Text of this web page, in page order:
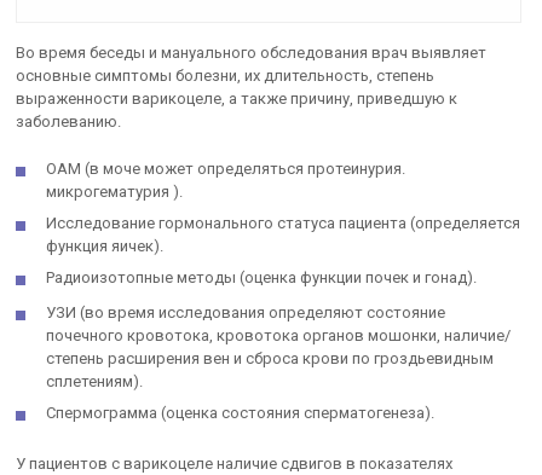
Во время беседы и мануального обследования врач выявляет
основные симптомы болезни, их длительность, степень
выраженности варикоцеле, а также причину, приведшую к
заболеванию.
ОАМ (в моче может определяться протеинурия.
микрогематурия ).
Исследование гормонального статуса пациента (определяется
функция яичек).
Радиоизотопные методы (оценка функции почек и гонад).
УЗИ (во время исследования определяют состояние
почечного кровотока, кровотока органов мошонки, наличие/
степень расширения вен и сброса крови по гроздьевидным
сплетениям).
Спермограмма (оценка состояния сперматогенеза).
У пациентов с варикоцеле наличие сдвигов в показателях